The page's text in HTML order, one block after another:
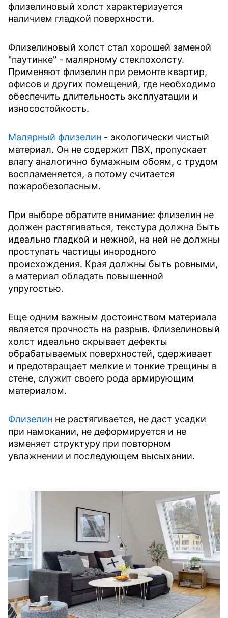
флизелиновый холст характеризуется
наличием гладкой поверхности.
Флизелиновый холст стал хорошей заменой
"паутинке" - малярному стеклохолсту.
Применяют флизелин при ремонте квартир,
офисов и других помещений, где необходимо
обеспечить длительность эксплуатации и
износостойкость.
Малярный флизелин - экологически чистый
материал. Он не содержит ПВХ, пропускает
влагу аналогично бумажным обоям, с трудом
воспламеняется, а потому считается
пожаробезопасным.
При выборе обратите внимание: флизелин не
должен растягиваться, текстура должна быть
идеально гладкой и нежной, на ней не должны
проступать частицы инородного
происхождения. Края должны быть ровными,
а материал обладать повышенной
упругостью.
Еще одним важным достоинством материала
является прочность на разрыв. Флизелиновый
холст идеально скрывает дефекты
обрабатываемых поверхностей, сдерживает
и предотвращает мелкие и тонкие трещины в
стене, служит своего рода армирующим
материалом.
Флизелин не растягивается, не даст усадки
при намокании, не деформируется и не
изменяет структуру при повторном
увлажнении и последующем высыхании.